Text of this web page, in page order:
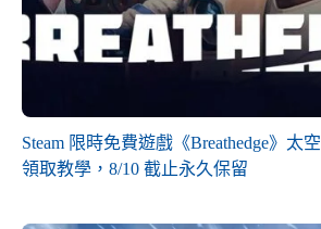
Steam 限時免費遊戲《Breathedge》太
領取教學，8/10 截止永久保留